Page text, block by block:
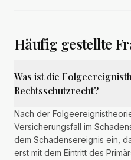
Häufig gestellte
Was ist die
Rechtsschutzrecht?
Nach der
Versicherungsfall im
dem Schadensereignis ein,
erst mit dem Eintritt des